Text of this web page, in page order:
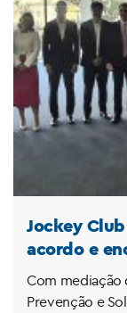
Jockey
acordo e
Com mediação
Prevenção e